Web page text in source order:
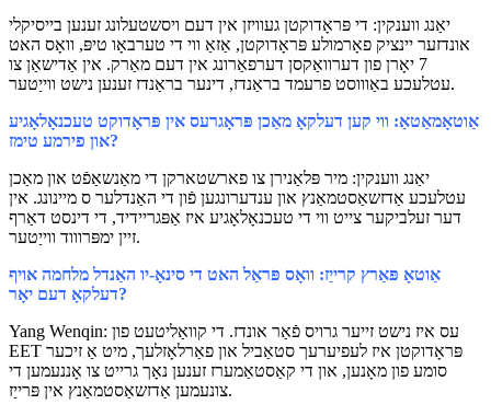
יאַנג ווענקין: די פּראָדוקטן געוויזן אין דעם ויסשטעלונג זענען בייסיקלי
אונדזער יינציק פאָרמולע פּראָדוקטן, אַזאַ ווי די טערבאָו טיפּ, וואָס האט
7 יאָרן פון דערוואַקסן דערפאַרונג אין דעם מאַרק. אין אַדישאַן צו
עטלעכע באַוווסט פרעמד בראַנדז, דינער בראַנדז זענען נישט ווייַטער.
אַוטאָמאַטאַ: ווי קען דעלקאָ מאַכן פּראָגרעס אין פּראָדוקט טעכנאָלאָגיע
און פירמע טימז?
יאַנג ווענקין: מיר פּלאַנירן צו פארשטארקן די מאַנשאַפֿט און מאַכן
עטלעכע אַדזשאַסטמאַנץ און ענדערונגען פֿון די האַנדלער ס מיינונג. אין
דער זעלביקער צייט ווי די טעכנאָלאָגיע איז אַפּגריידיד, די דינסט דאַרף
זיין ימפּרוווד ווייַטער.
אַוטאָ פּאַרץ קרייַז: וואָס פּראַל האט די סינאָ-יו האַנדל מלחמה אויף
דעלקאָ דעם יאָר?
Yang Wenqin: עס איז נישט זייער גרויס פֿאַר אונדז. די קוואַליטעט פון
EET פּראָדוקטן איז לעפיערעך סטאַביל און פאַרלאָזלעך, מיט אַ זיכער
סומע פון ​​מאָנען, און די קאַסטאַמערז זענען נאָך גרייט צו אָננעמען די
צונעמען אַדזשאַסטמאַנץ אין פּרייַז.